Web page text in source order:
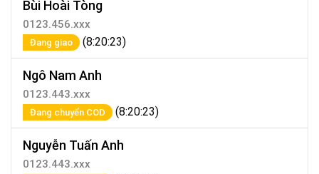
Bùi Hoài Tòng
0123.456.xxx
Đang giao (8:20:23)
Ngô Nam Anh
0123.443.xxx
Đang chuyển COD (8:20:23)
Nguyễn Tuấn Anh
0123.443.xxx